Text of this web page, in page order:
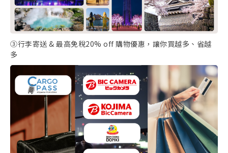
③行李寄送 & 最高免稅20% off 購物優惠，讓你買越多、省越
多